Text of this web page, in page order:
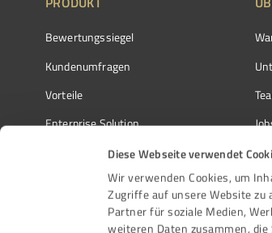
Diese Webseite verwendet
Wir verwenden Cookies, um
Zugriffe auf unsere Website zu
Partner für soziale Medien,
weiteren Daten zusammen,
Bewertungssiegel
Kundenumfragen
Vorteile
Enterprise Solution
Partnerprogramm
Auszeichnungen